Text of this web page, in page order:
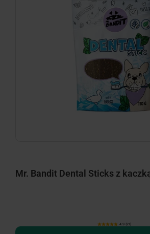
Mr. Bandit Dental Sticks z
4.9 (21)